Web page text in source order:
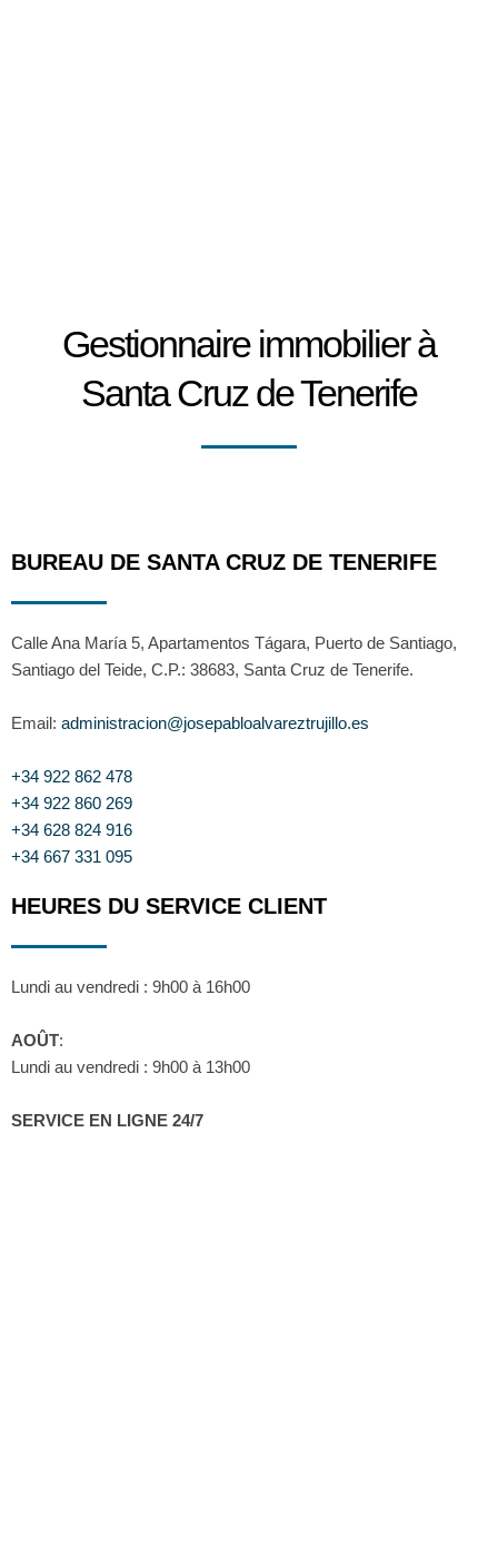
Gestionnaire immobilier à
Santa Cruz de Tenerife
BUREAU DE SANTA CRUZ DE TENERIFE
Calle Ana María 5, Apartamentos Tágara, Puerto de Santiago,
Santiago del Teide, C.P.: 38683, Santa Cruz de Tenerife.
Email: administracion@josepabloalvareztrujillo.es
+34 922 862 478
+34 922 860 269
+34 628 824 916
+34 667 331 095
HEURES DU SERVICE CLIENT
Lundi au vendredi : 9h00 à 16h00
AOÛT:
Lundi au vendredi : 9h00 à 13h00
SERVICE EN LIGNE 24/7